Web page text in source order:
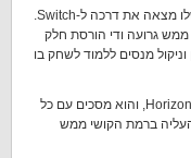
10:43 – וגם Overcooked, שה-special edition שלו מצאה את דרכה ל-Switch.
גרועה ודי הורסת חלק
מנסים ללמוד לשחק בו
21:37 – אלון קנה PS4 Pro ושיחק ב-Horizon Zero Dawn, והוא מסכים עם כל
ברמת הקושי ממש